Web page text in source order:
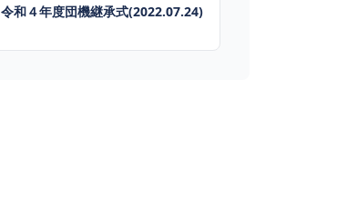
令和４年度団機継承式(2022.07.24)